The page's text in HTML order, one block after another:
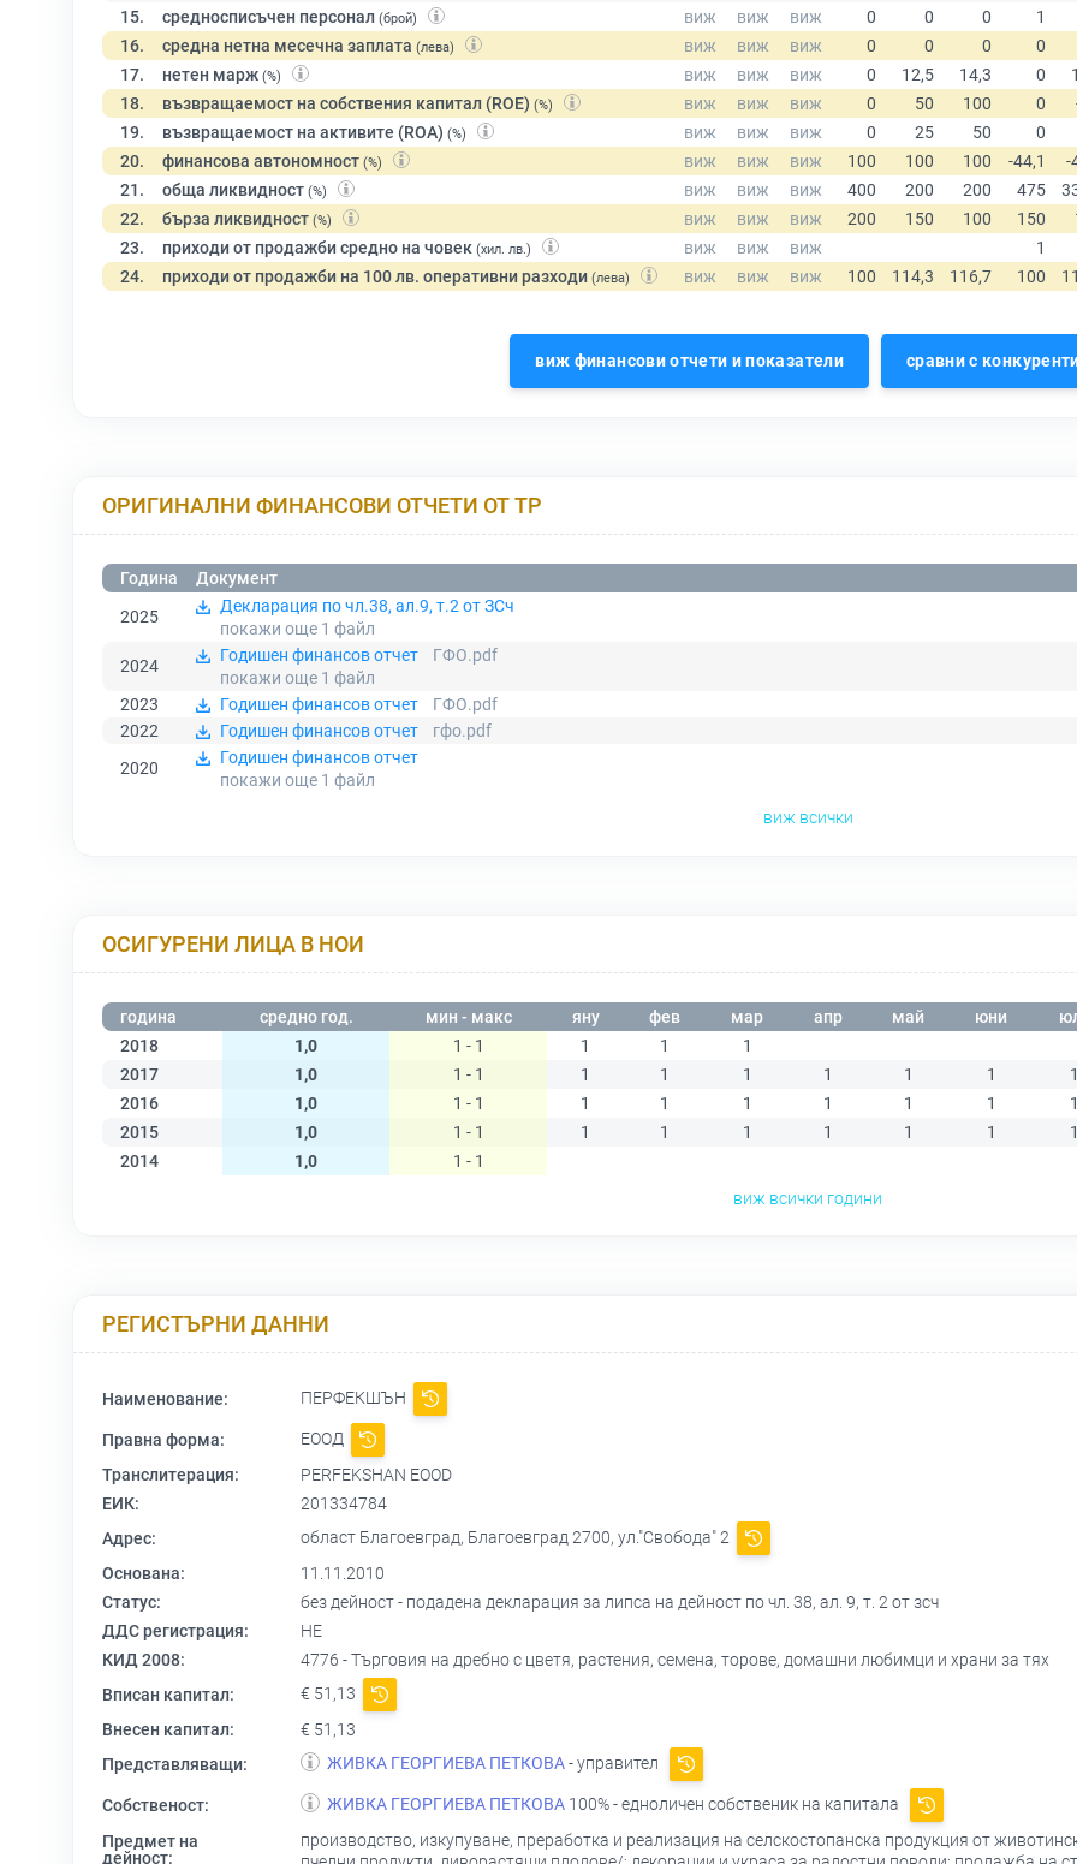
15. средносписъчен персонал (брой)
16. средна нетна месечна заплата (лева)
17. нетен марж (%)
18. възвращаемост на собствения капитал (ROE) (%)
19. възвращаемост на активите (ROA) (%)
20. финансова автономност (%)
21. обща ликвидност (%)
22. бърза ликвидност (%)
23. приходи от продажби средно на човек (хил. лв.)
24. приходи от продажби на 100 лв. оперативни разходи (лева)
виж финансови отчети и показатели сравни с
ОРИГИНАЛНИ ФИНАНСОВИ ОТЧЕТИ ОТ ТР
Година
Документ
2025
Декларация по чл.38, ал.9, т.2 от ЗСч
покажи още 1 файл
2024
Годишен финансов отчет
ГФО.pdf
покажи още 1 файл
2023
Годишен финансов отчет
ГФО.pdf
2022
Годишен финансов отчет
гфо.pdf
2020
Годишен финансов отчет
покажи още 1 файл
виж всички
ОСИГУРЕНИ ЛИЦА В НОИ
година средно год. мин - макс яну фев мар апр май юни
2018
1,0 1 - 1 1 1
1
2017
1,0 1 - 1 1 1 1 1 1 1
2016
1,0 1 - 1 1 1 1 1 1 1
2015
1,0 1 - 1 1 1 1 1 1 1
2014
1,0
1 - 1
виж всички години
РЕГИСТЪРНИ ДАННИ
Наименование: ПЕРФЕКШЪН
Правна форма:
ЕООД
Транслитерация:
PERFEKSHAN EOOD
ЕИК:
201334784
Адрес:
област Благоевград, Благоевград 2700, ул."Свобода" 2
Основана:
11.11.2010
Статус:
без дейност - подадена декларация за липса на дейност по чл. 38, ал. 9, т. 2 от зсч
ДДС регистрация:
НЕ
КИД 2008:
4776 - Търговия на дребно с цветя, растения, семена, торове, домашни любимци и храни за тях
Вписан капитал:
€ 51,13
Внесен капитал:
€ 51,13
Представляващи:
ЖИВКА ГЕОРГИЕВА ПЕТКОВА- управител
Собственост: ЖИВКА ГЕОРГИЕВА ПЕТКОВА 100% - едноличен собственик на капитала
Предмет на
дейност:
производство, изкупуване, преработка и реализация на селскостопанска продукция от